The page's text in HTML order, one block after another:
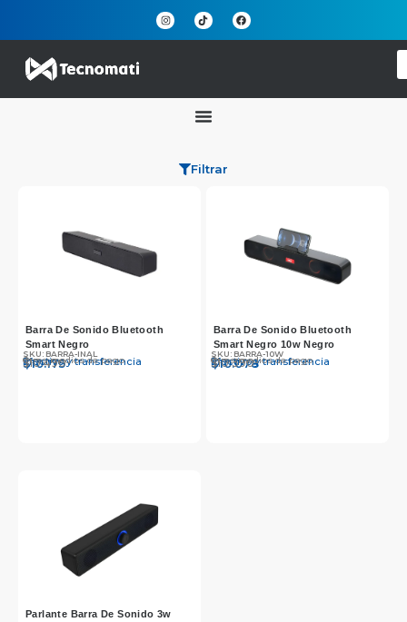
Filtrar
Barra De Sonido Bluetooth
Smart Negro
SKU: BARRA-INAL
$10.175
Efectivo y transferencia
$10.490
Otros medios de pago
Barra De Sonido Bluetooth
Smart Negro 10w Negro
SKU: BARRA-10W
$10.078
Efectivo y transferencia
$10.390
Otros medios de pago
Parlante Barra De Sonido 3w